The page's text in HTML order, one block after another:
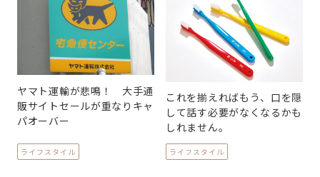
ヤマト運輸が悲鳴！ 大手通
販サイトセールが重なりキャ
パオーバー
ライフスタイル
これを揃えればもう、口を隠
して話す必要がなくなるかも
しれません。
ライフスタイル